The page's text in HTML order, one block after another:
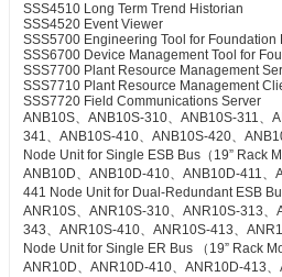
SSS4510 Long Term Trend Historian
SSS4520 Event Viewer
SSS5700 Engineering Tool for Foundation
SSS6700 Device Management Tool for
SSS7700 Plant Resource Management
SSS7710 Plant Resource Management
SSS7720 Field Communications Server
ANB10S、ANB10S-310、ANB10S-311、
341、ANB10S-410、ANB10S-420、
Node Unit for Single ESB Bus（19” Rack
ANB10D、ANB10D-410、ANB10D-411
441 Node Unit for Dual-Redundant ESB
ANR10S、ANR10S-310、ANR10S-313
343、ANR10S-410、ANR10S-413、
Node Unit for Single ER Bus （19” Rack
ANR10D、ANR10D-410、ANR10D-413